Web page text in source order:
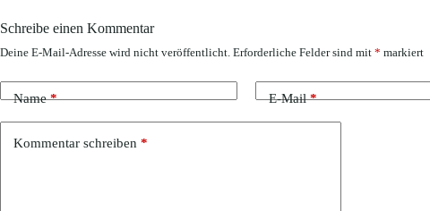
Schreibe einen Kommentar
Deine E-Mail-Adresse wird nicht veröffentlicht. Erforderliche Felder sind mit * markiert
Name* E-Mail*
Kommentar schreiben *